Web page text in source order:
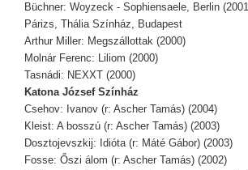
Büchner: Woyzeck - Sophiensaele, Berlin
Párizs, Thália Színház, Budapest
Arthur Miller: Megszállottak (2000)
Molnár Ferenc: Liliom (2000)
Tasnádi: NEXXT (2000)
Katona József Színház
Csehov: Ivanov (r: Ascher Tamás) (2004)
Kleist: A bosszú (r: Ascher Tamás) (2003)
Dosztojevszkij: Idióta (r: Máté Gábor) (2003)
Fosse: Őszi álom (r: Ascher Tamás) (2002)